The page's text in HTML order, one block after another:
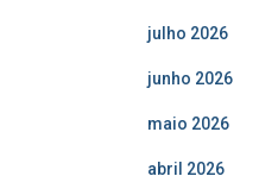
julho 2026
junho 2026
maio 2026
abril 2026